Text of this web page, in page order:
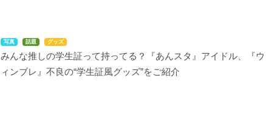
写真 話題 グッズ
みんな推しの学生証って持ってる？『あんスタ』アイドル、『ウ
ィンブレ』不良の“学生証風グッズ”をご紹介